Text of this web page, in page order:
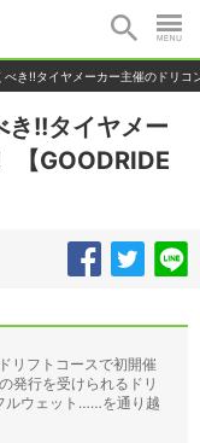
べき!!タイヤメーカー主催のドリ
き!!タイヤメー
【GOODRIDE
リフトコースで初開催
発行を受けられるドリ
ルウェット……を通り越